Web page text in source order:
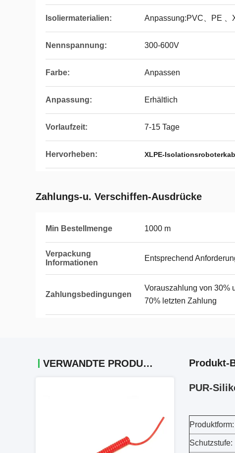
Isoliermaterialien: Anpassung:PVC、PE 、
Nennspannung: 300-600V
Farbe: Anpassen
Anpassung: Erhältlich
Vorlaufzeit: 7-15 Tage
Hervorheben: XLPE-
Zahlungs-u. Verschiffen-Ausdrücke
Min Bestellmenge 1000 m
Verpackung
Informationen
Entsprechend
Zahlungsbedingungen
Vorauszahlung von 30%
70% letzten Zahlung
VERWANDTE PRODUKTE Produkt-
PUR-
Produktform:
Schutzstufe: